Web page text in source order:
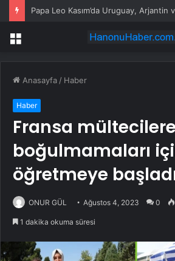
Menü
Anasayfa / Haber
Haber
Fransa mültecilere
boğulmamaları
öğretmeye
ONUR GÜL Ağustos 4, 2023 0
1 dakika okuma süresi